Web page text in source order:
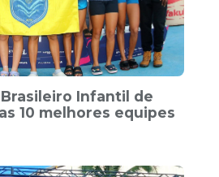
Infantil de
10 melhores equipes